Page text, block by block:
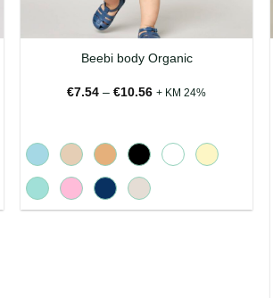
Beebi body Organic
€7.54 – €10.56Hinnavahemik:
+ KM 24%